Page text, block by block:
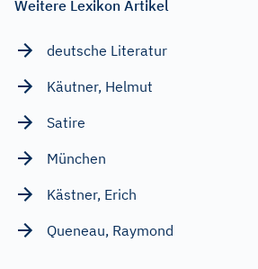
Weitere Lexikon Artikel
deutsche Literatur
Käutner, Helmut
Satire
München
Kästner, Erich
Queneau, Raymond